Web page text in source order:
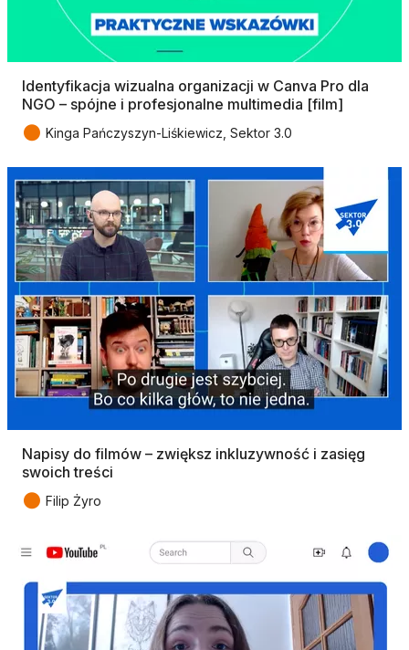
Identyfikacja wizualna organizacji w Canva Pro dla
NGO – spójne i profesjonalne multimedia [film]
● Kinga Pańczyszyn-Liśkiewicz, Sektor 3.0
Napisy do filmów – zwiększ inkluzywność i zasięg
swoich treści
● Filip Żyro